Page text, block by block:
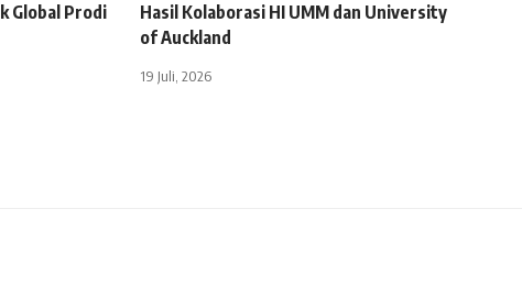
Global Prodi
Hasil Kolaborasi HI UMM dan University
of Auckland
19 Juli, 2026